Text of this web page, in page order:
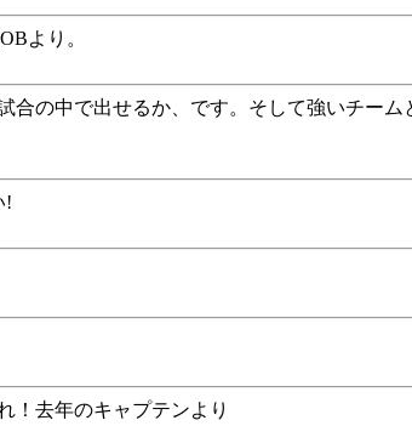
より。
の中で出せるか、です。そして強いチー
!
！去年のキャプテンより